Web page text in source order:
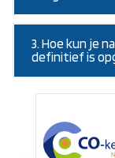
3. Hoe kun je
definitief is